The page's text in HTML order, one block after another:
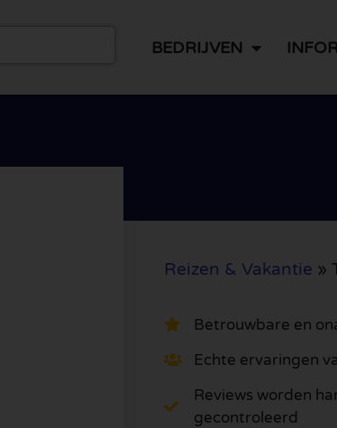
BEDRIJVEN
Reizen & Vakantie »
Betrouwbare en
Echte ervaringen
Reviews worden
gecontroleerd